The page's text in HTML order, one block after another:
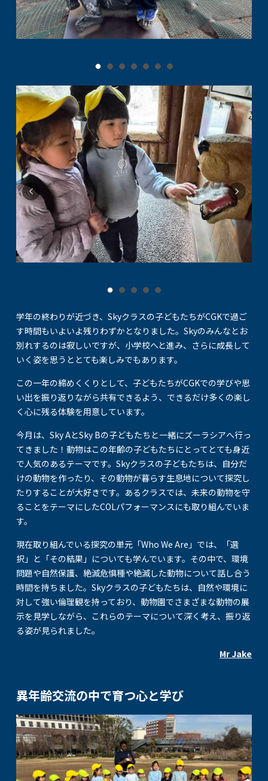
学年の終わりが近づき、Skyクラスの子どもたちがCGKで過ご
す時間もいよいよ残りわずかとなりました。Skyのみんなとお
別れするのは寂しいですが、小学校へと進み、さらに成長して
いく姿を思うととても楽しみでもあります。
この一年の締めくくりとして、子どもたちがCGKでの学びや思
い出を振り返りながら共有できるよう、できるだけ多くの楽し
く心に残る体験を用意しています。
今月は、Sky AとSky Bの子どもたちと一緒にズーラシアへ行っ
てきました！動物はこの年齢の子どもたちにとってとても身近
で人気のあるテーマです。Skyクラスの子どもたちは、自分だ
けの動物を作ったり、その動物が暮らす生息地について探究し
たりすることが大好きです。あるクラスでは、未来の動物を守
ることをテーマにしたCOLパフォーマンスにも取り組んでいま
す。
現在取り組んでいる探究の単元「Who We Are」では、「選
択」と「その結果」についても学んでいます。その中で、環境
問題や自然保護、絶滅危惧種や絶滅した動物について話し合う
時間を持ちました。Skyクラスの子どもたちは、自然や環境に
対して強い倫理観を持っており、動物園でさまざまな動物の展
示を見学しながら、これらのテーマについて深く考え、振り返
る姿が見られました。
Mr Jake
異年齢交流の中で育つ心と学び